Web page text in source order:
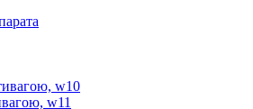
w10
w11